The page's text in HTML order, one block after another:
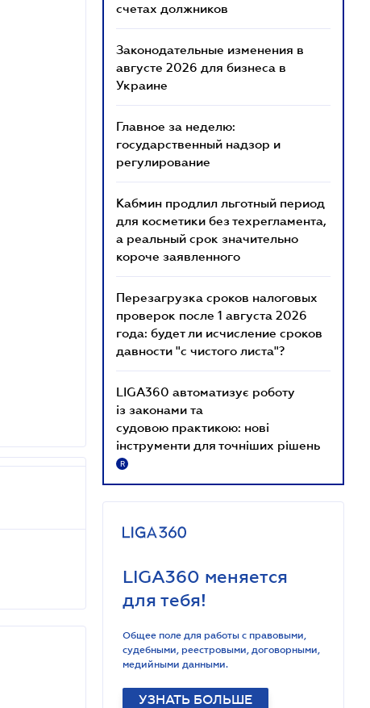
счетах должников
Законодательные изменения в
августе 2026 для бизнеса в
Украине
Главное за неделю:
государственный надзор и
регулирование
Кабмин продлил льготный период
для косметики без техрегламента,
а реальный срок значительно
короче заявленного
Перезагрузка сроков налоговых
проверок после 1 августа 2026
года: будет ли исчисление сроков
давности "с чистого листа"?
LIGA360 автоматизує роботу
із законами та
судовою практикою: нові
інструменти для точніших рішень
R
LIGA360 меняется
для тебя!
Общее поле для работы с правовыми,
судебными, реестровыми, договорными,
медийными данными.
УЗНАТЬ БОЛЬШЕ